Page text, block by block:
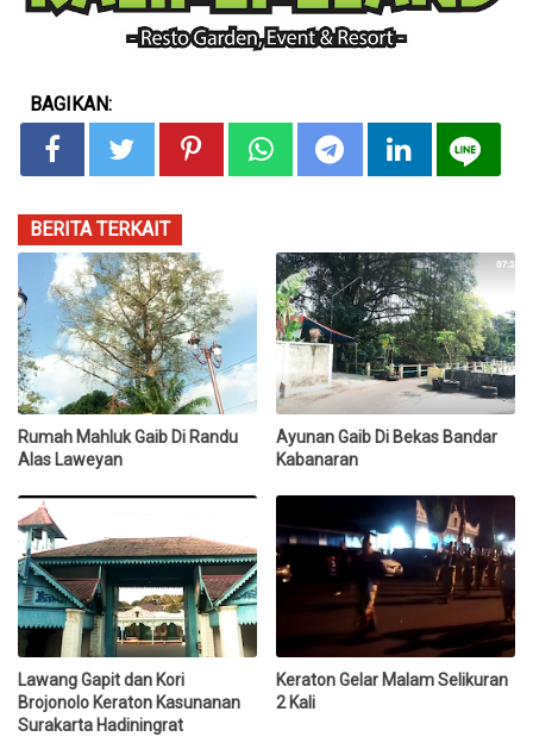
BAGIKAN:
BERITA TERKAIT
Rumah Mahluk Gaib Di Randu
Alas Laweyan
Ayunan Gaib Di Bekas Bandar
Kabanaran
Lawang Gapit dan Kori
Brojonolo Keraton Kasunanan
Surakarta Hadiningrat
Keraton Gelar Malam Selikuran
2 Kali